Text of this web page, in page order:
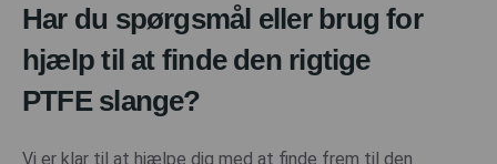
Har du spørgsmål eller brug for
hjælp til at finde den rigtige
PTFE slange?
Vi er klar til at hjælpe dig med at finde frem til den